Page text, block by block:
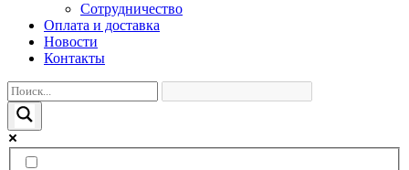
Сотрудничество
Оплата и доставка
Новости
Контакты